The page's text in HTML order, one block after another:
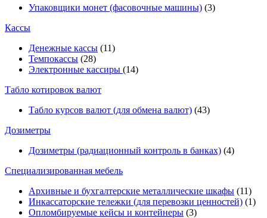
Упаковщики монет (фасовочные машины) (3)
Кассы
Денежные кассы (11)
Темпокассы (28)
Электронные кассиры (14)
Табло котировок валют
Табло курсов валют (для обмена валют) (43)
Дозиметры
Дозиметры (радиационный контроль в банках) (4)
Специализированная мебель
Архивные и бухгалтерские металлические шкафы (11)
Инкассаторские тележки (для перевозки ценностей) (1)
Опломбируемые кейсы и контейнеры (3)